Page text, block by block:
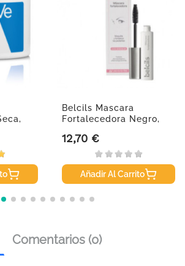
Belcils Mascara
Fortalecedora Negro,
Precio
12,70 €
Añadir Al Carrito
Comentarios (0)